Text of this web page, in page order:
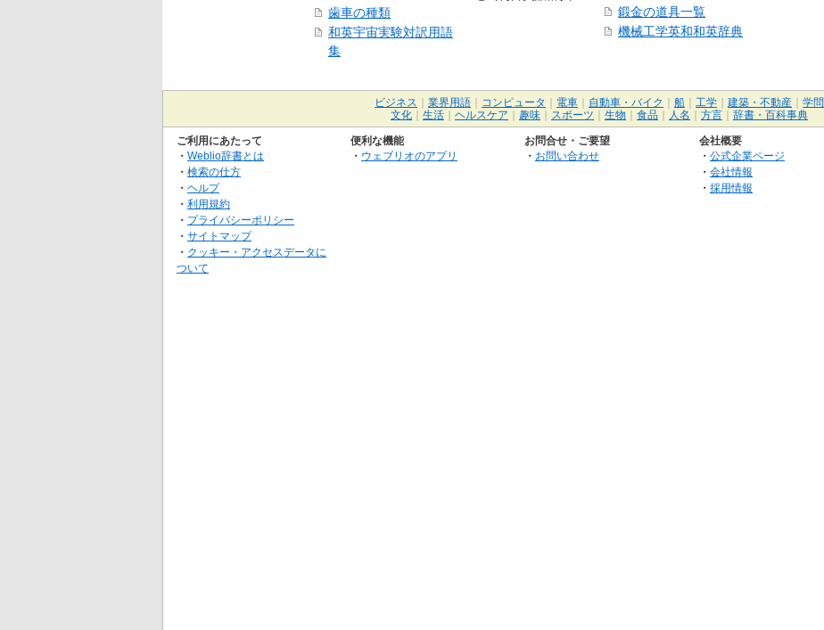
歯車の種類
和英宇宙実験対訳用語
集
鍛金の道具一覧
機械工学英和和英辞典
ビジネス 業界用語 コンピュータ 電車 自動車・バイク 船 工学 建築・不動産
学問
文化
生活 ヘルスケア 趣味 スポーツ 生物 食品 人名 方言 辞書・百科事典
ご利用にあたって
・ Weblio辞書とは
・ 検索の仕方
・ ヘルプ
・ 利用規約
・ プライバシーポリシー
・ サイトマップ
・ クッキー・アクセスデータに
ついて
便利な機能
・ ウェブリオのアプリ
お問合せ・ご要望
・ お問い合わせ
会社概要
・ 公式企業ページ
・ 会社情報
・ 採用情報